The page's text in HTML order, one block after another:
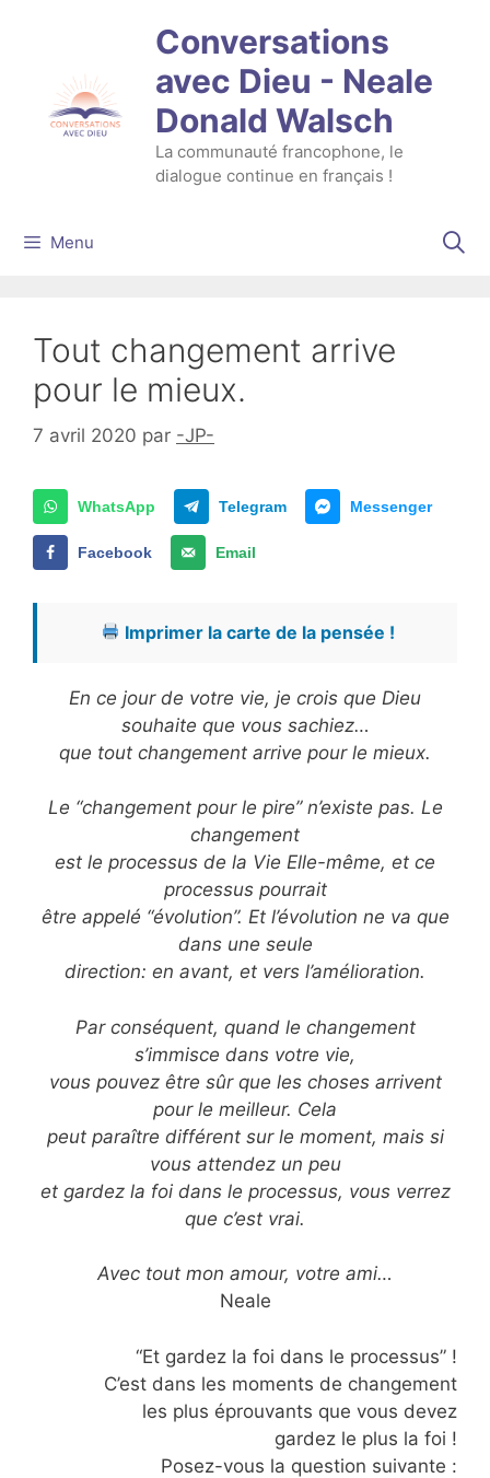
Conversations
avec Dieu - Neale
Donald Walsch
La communauté francophone, le
dialogue continue en français !
Menu
Tout changement arrive
pour le mieux.
7 avril 2020 par -JP-
WhatsApp Telegram Messenger
Facebook Email
Imprimer la carte de la pensée !
En ce jour de votre vie, je crois que Dieu
souhaite que vous sachiez…
que tout changement arrive pour le mieux.
Le “changement pour le pire” n’existe pas. Le
changement
est le processus de la Vie Elle-même, et ce
processus pourrait
être appelé “évolution”. Et l’évolution ne va que
dans une seule
direction: en avant, et vers l’amélioration.
Par conséquent, quand le changement
s’immisce dans votre vie,
vous pouvez être sûr que les choses arrivent
pour le meilleur. Cela
peut paraître différent sur le moment, mais si
vous attendez un peu
et gardez la foi dans le processus, vous verrez
que c’est vrai.
Avec tout mon amour, votre ami…
Neale
“Et gardez la foi dans le processus” !
C’est dans les moments de changement
les plus éprouvants que vous devez
gardez le plus la foi !
Posez-vous la question suivante :